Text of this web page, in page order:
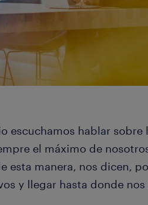
escuchamos hablar
el máximo de
esta manera, nos dicen,
y llegar hasta donde